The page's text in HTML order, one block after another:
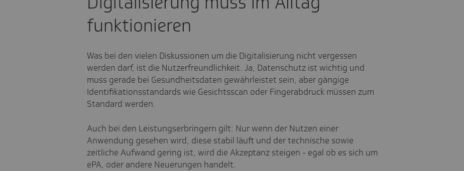
funktionieren
Was bei den vielen Diskussionen um die Digitalisierung nicht vergessen
werden darf, ist die Nutzerfreundlichkeit. Ja, Datenschutz ist wichtig und
muss gerade bei Gesundheitsdaten gewährleistet sein, aber gängige
Identifikationsstandards wie Gesichtsscan oder Fingerabdruck müssen zum
Standard werden.
Auch bei den Leistungserbringern gilt: Nur wenn der Nutzen einer
Anwendung gesehen wird, diese stabil läuft und der technische sowie
zeitliche Aufwand gering ist, wird die Akzeptanz steigen - egal ob es sich um
ePA, oder andere Neuerungen handelt.